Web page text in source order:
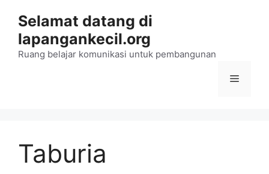
Selamat datang di
lapangankecil.org
Ruang belajar komunikasi untuk pembangunan
Menu
Taburia